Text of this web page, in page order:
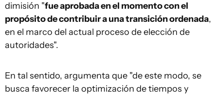
dimisión "fue aprobada en el momento con el
propósito de contribuir a una transición ordenada,
en el marco del actual proceso de elección de
autoridades".
En tal sentido, argumenta que "de este modo, se
busca favorecer la optimización de tiempos y